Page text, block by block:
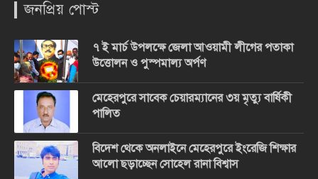
জনপ্রিয় পোস্ট
৭ ই মার্চ উপলক্ষে জেলা আওয়ামী লীগের পতাকা
উত্তোলন ও পুস্পমাল্য অর্পণ
মেহেরপুরে সাবেক চেয়ারম্যানের ৩য় মৃত্যু বার্ষিকী
পালিত
বিদেশ থেকে অনলাইনে মেহেরপুরে ইংরেজি শিক্ষার
আলো ছড়াচ্ছেন সোহেল রানা বিশ্বাস